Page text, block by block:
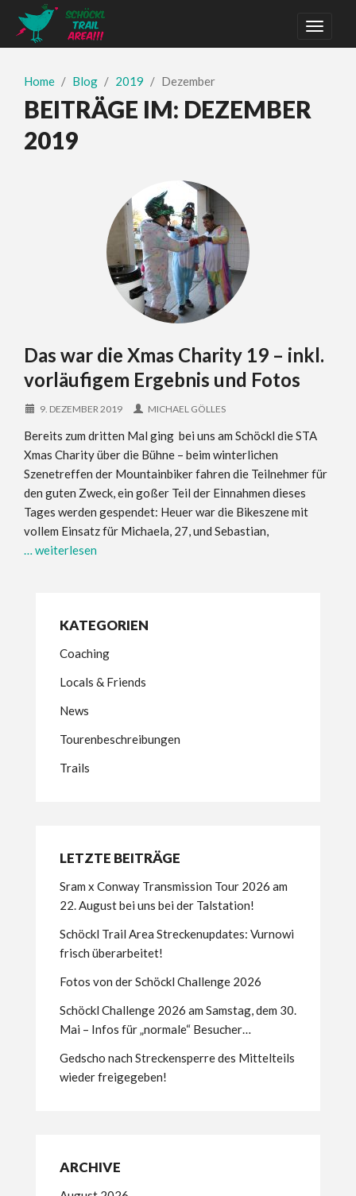
Home Blog 2019 Dezember
BEITRÄGE IM: DEZEMBER
2019
Das war die Xmas Charity 19 – inkl.
vorläufigem Ergebnis und Fotos
9. DEZEMBER 2019 MICHAEL GÖLLES
Bereits zum dritten Mal ging bei uns am Schöckl die STA
Xmas Charity über die Bühne – beim winterlichen
Szenetreffen der Mountainbiker fahren die Teilnehmer für
den guten Zweck, ein goßer Teil der Einnahmen dieses
Tages werden gespendet: Heuer war die Bikeszene mit
vollem Einsatz für Michaela, 27, und Sebastian,
… weiterlesen
KATEGORIEN
Coaching
Locals & Friends
News
Tourenbeschreibungen
Trails
LETZTE BEITRÄGE
Sram x Conway Transmission Tour 2026 am
22. August bei uns bei der Talstation!
Schöckl Trail Area Streckenupdates: Vurnowi
frisch überarbeitet!
Fotos von der Schöckl Challenge 2026
Schöckl Challenge 2026 am Samstag, dem 30.
Mai – Infos für „normale“ Besucher…
Gedscho nach Streckensperre des Mittelteils
wieder freigegeben!
ARCHIVE